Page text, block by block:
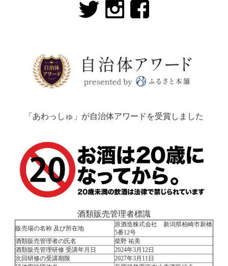
「あわっしゅ」が自治体アワードを受賞しました
酒類販売管理者標識
販売場の名称 及び所在地
原酒造株式会社 新潟県柏崎市新橋
5番12号
酒類販売管理者の氏名
柴野 祐美
酒類販売管理研修 受講年月日
2024年3月12日
次回研修の受講期限
2027年3月11日